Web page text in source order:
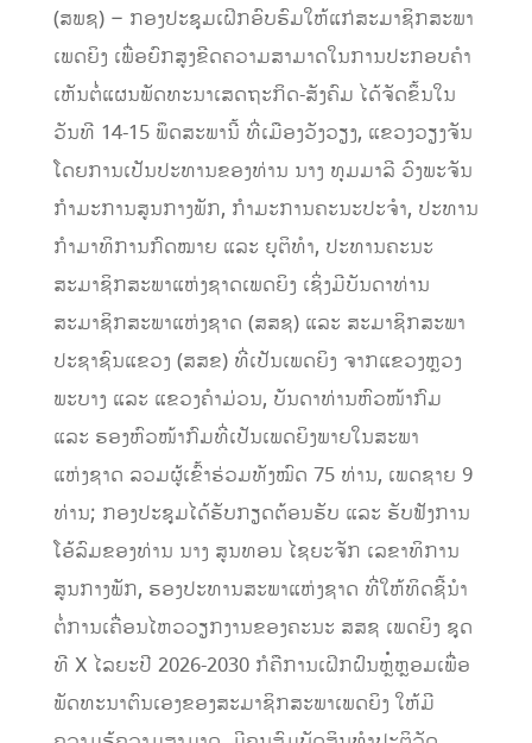
(ສພຊ) – ກອງປະຊຸມເຝິກອົບຮົມໃຫ້ແກ່ສະມາຊິກສະພາ
ເພດຍິງ ເພື່ອຍົກສູງຂີດຄວາມສາມາດໃນການປະກອບຄໍາ
ເຫັນຕໍ່ແຜນພັດທະນາເສດຖະກິດ-ສັງຄົມ ໄດ້ຈັດຂຶ້ນໃນ
ວັນທີ 14-15 ພຶດສະພານີ້ ທີ່ເມືອງວັງວຽງ, ແຂວງວຽງຈັນ
ໂດຍການເປັນປະທານຂອງທ່ານ ນາງ ທຸມມາລີ ວົງພະຈັນ
ກໍາມະການສູນກາງພັກ, ກໍາມະການຄະນະປະຈໍາ, ປະທານ
ກຳມາທິການກົດໝາຍ ແລະ ຍຸຕິທຳ, ປະທານຄະນະ
ສະມາຊິກສະພາແຫ່ງຊາດເພດຍິງ ເຊິ່ງມີບັນດາທ່ານ
ສະມາຊິກສະພາແຫ່ງຊາດ (ສສຊ) ແລະ ສະມາຊິກສະພາ
ປະຊາຊົນແຂວງ (ສສຂ) ທີ່ເປັນເພດຍິງ ຈາກແຂວງຫຼວງ
ພະບາງ ແລະ ແຂວງຄໍາມ່ວນ, ບັນດາທ່ານຫົວໜ້າກົມ
ແລະ ຮອງຫົວໜ້າກົມທີ່ເປັນເພດຍິງພາຍໃນສະພາ
ແຫ່ງຊາດ ລວມຜູ້ເຂົ້າຮ່ວມທັງໝົດ 75 ທ່ານ, ເພດຊາຍ 9
ທ່ານ; ກອງປະຊຸມໄດ້ຮັບກຽດຕ້ອນຮັບ ແລະ ຮັບຟັງການ
ໂອ້ລົມຂອງທ່ານ ນາງ ສູນທອນ ໄຊຍະຈັກ ເລຂາທິການ
ສູນກາງພັກ, ຮອງປະທານສະພາແຫ່ງຊາດ ທີ່ໃຫ້ທິດຊີ້ນໍາ
ຕໍ່ການເຄື່ອນໄຫວວຽກງານຂອງຄະນະ ສສຊ ເພດຍິງ ຊຸດ
ທີ X ໄລຍະປີ 2026-2030 ກໍຄືການເຝິກຝົນຫຼໍ່ຫຼອມເພື່ອ
ພັດທະນາຕົນເອງຂອງສະມາຊິກສະພາເພດຍິງ ໃຫ້ມີ